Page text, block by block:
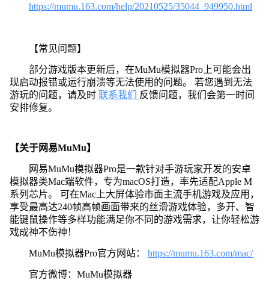
https://mumu.163.com/help/20210525/35044_949950.html
【常见问题】
部分游戏版本更新后，在MuMu模拟器Pro上可能会出
现启动报错或运行崩溃等无法使用的问题。 若您遇到无法
游玩的问题，请及时 联系我们
反馈问题，我们会第一时间
安排修复。
【关于网易MuMu】
网易MuMu模拟器Pro是一款针对手游玩家开发的安卓
模拟器类Mac端软件，专为macOS打造，率先适配Apple M
系列芯片。 可在Mac上大屏体验市面主流手机游戏及应用，
享受最高达240帧高帧画面带来的丝滑游戏体验，多开、智
能键鼠操作等多样功能满足你不同的游戏需求，让你轻松游
戏成神不伤神！
MuMu模拟器Pro官方网站： https://mumu.163.com/mac/
官方微博：MuMu模拟器